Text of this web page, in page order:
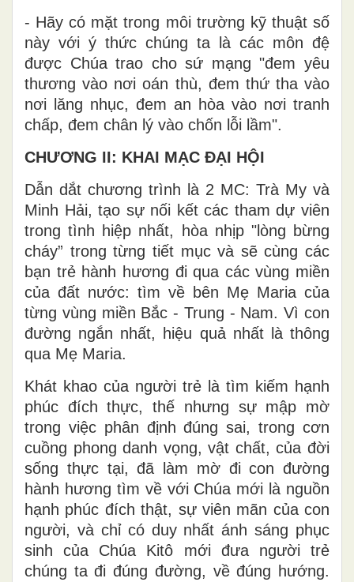
- Hãy có mặt trong môi trường kỹ thuật số
này với ý thức chúng ta là các môn đệ
được Chúa trao cho sứ mạng "đem yêu
thương vào nơi oán thù, đem thứ tha vào
nơi lăng nhục, đem an hòa vào nơi tranh
chấp, đem chân lý vào chốn lỗi lầm".
CHƯƠNG II: KHAI MẠC ĐẠI HỘI
Dẫn dắt chương trình là 2 MC: Trà My và
Minh Hải, tạo sự nối kết các tham dự viên
trong tình hiệp nhất, hòa nhịp "lòng bừng
cháy” trong từng tiết mục và sẽ cùng các
bạn trẻ hành hương đi qua các vùng miền
của đất nước: tìm về bên Mẹ Maria của
từng vùng miền Bắc - Trung - Nam. Vì con
đường ngắn nhất, hiệu quả nhất là thông
qua Mẹ Maria.
Khát khao của người trẻ là tìm kiếm hạnh
phúc đích thực, thế nhưng sự mập mờ
trong việc phân định đúng sai, trong cơn
cuồng phong danh vọng, vật chất, của đời
sống thực tại, đã làm mờ đi con đường
hành hương tìm về với Chúa mới là nguồn
hạnh phúc đích thật, sự viên mãn của con
người, và chỉ có duy nhất ánh sáng phục
sinh của Chúa Kitô mới đưa người trẻ
chúng ta đi đúng đường, về đúng hướng.